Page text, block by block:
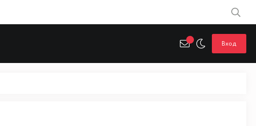
Вход